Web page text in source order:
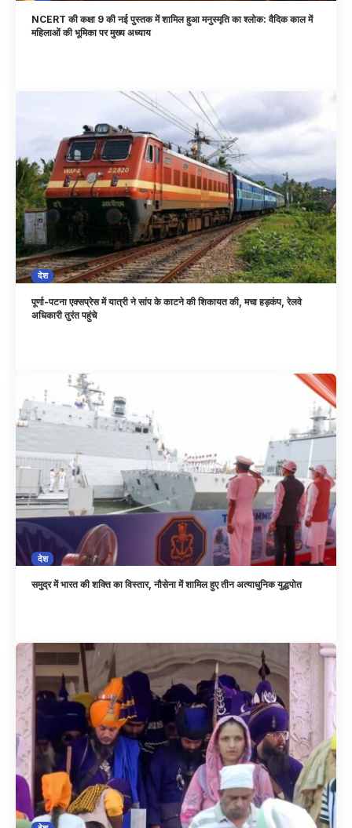
NCERT की कक्षा 9 की नई पुस्तक में शामिल हुआ मनुस्मृति का श्लोक: वैदिक काल में
महिलाओं की भूमिका पर मुख्य अध्याय
देश
पूर्णा-पटना एक्सप्रेस में यात्री ने सांप के काटने की शिकायत की, मचा हड़कंप, रेलवे
अधिकारी तुरंत पहुंचे
देश
समुद्र में भारत की शक्ति का विस्तार, नौसेना में शामिल हुए तीन अत्याधुनिक युद्धपोत